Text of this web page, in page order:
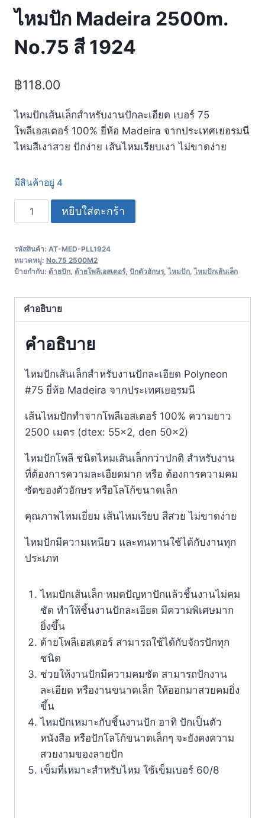
ไหมปัก Madeira 2500m.
No.75 สี 1924
฿118.00
ไหมปักเส้นเล็กสำหรับงานปักละเอียด เบอร์ 75
โพลีเอสเตอร์ 100% ยี่ห้อ Madeira จากประเทศเยอรมนี​
ไหมสีเงาสวย ปักง่าย เส้นไหมเรียบเงา ไม่ขาดง่าย
มีสินค้าอยู่ 4
หยิบใส่ตะกร้า
รหัสสินค้า: AT-MED-PLL1924
หมวดหมู่: No.75 2500M2
ป้ายกำกับ: ด้ายปัก ด้ายโพลีเอสเตอร์, ปักตัวอักษร,ไหมปัก ,ไหมปักเส้นเล็ก
คำอธิบาย
คำอธิบาย
ไหมปักเส้นเล็กสำหรับงานปักละเอียด Polyneon
#75 ยี่ห้อ Madeira จากประเทศเยอรมนี​
เส้นไหมปักทำจากโพลีเอสเตอร์ 100% ความยาว
2500 เมตร (dtex: 55×2, den 50×2)
ไหมปักโพลี ชนิดไหมเส้นเล็กกว่าปกติ สำหรับงาน
ที่ต้องการความละเอียดมาก หรือ ต้องการความคม
ชัดของตัวอักษร หรือโลโก้ขนาดเล็ก
คุณภาพไหมเยี่ยม เส้นไหมเรียบ สีสวย ไม่ขาดง่าย
ไหมปักมีความเหนียว และทนทานใช้ได้กับงานทุก
ประเภท
ไหมปักเส้นเล็ก หมดปัญหาปักแล้วชิ้นงานไม่คม
ชัด ทำให้ชิ้นงานปักละเอียด มีความพิเศษมาก
ยิ่งขึ้น
ด้ายโพลีเอสเตอร์ สามารถใช้ได้กับจักรปักทุก
ชนิด
ช่วยให้งานปักมีความคมชัด สามารถปักงาน
ละเอียด หรืองานขนาดเล็ก ให้ออกมาสวยคมยิ่ง
ขึ้น
ไหมปักเหมาะกับชิ้นงานปัก อาทิ ปักเป็นตัว
หนังสือ หรือปักโลโก้ขนาดเล็กๆ จะยังคงความ
สวยงามของลายปัก
เข็มที่เหมาะสำหรับไหม ใช้เข็มเบอร์ 60/8